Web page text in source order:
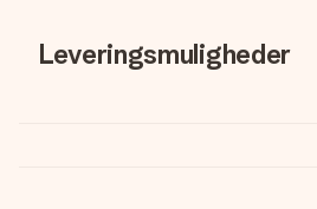
Leveringsmuligheder